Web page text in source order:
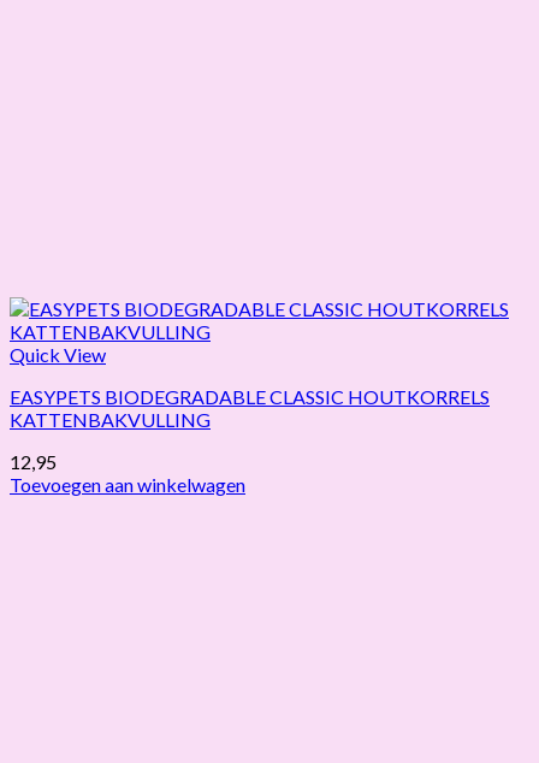
Quick View
EASYPETS BIODEGRADABLE CLASSIC HOUTKORRELS
KATTENBAKVULLING
12,95
Toevoegen aan winkelwagen